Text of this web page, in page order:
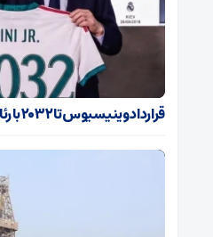
قرارداد وینیسیوس تا ۲۰۳۲ با رئال‌ تمدید شد